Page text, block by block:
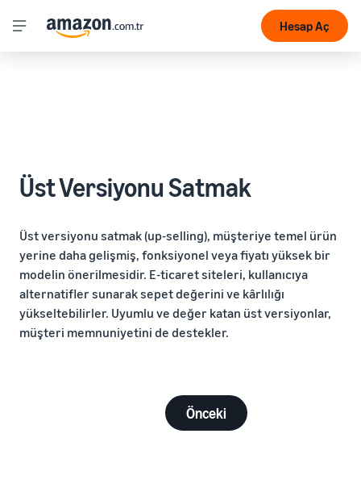
Hesap Aç
Üst Versiyonu Satmak
Üst versiyonu satmak (up-selling), müşteriye temel ürün
yerine daha gelişmiş, fonksiyonel veya fiyatı yüksek bir
modelin önerilmesidir. E-ticaret siteleri, kullanıcıya
alternatifler sunarak sepet değerini ve kârlılığı
yükseltebilirler. Uyumlu ve değer katan üst versiyonlar,
müşteri memnuniyetini de destekler.
Önceki